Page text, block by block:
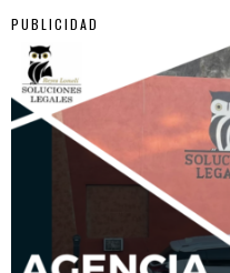
PUBLICIDAD